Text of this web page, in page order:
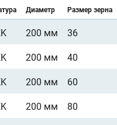
Диаметр Размер зерна
200 мм 36
200 мм 40
200 мм 60
200 мм 80